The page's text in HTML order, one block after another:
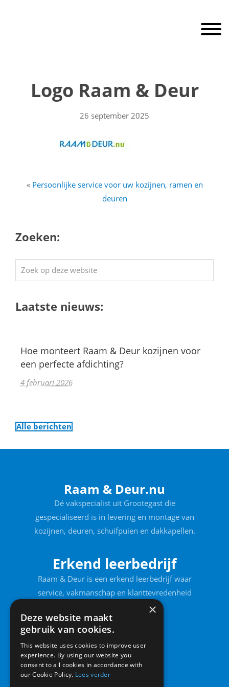
Toggle
RechtsLogo Raam & Deur
26 september 2025
« Persoonlijke service voor uw kozijnen, ramen en
deuren
Zoeken:
Zoek
op
website
Laatste nieuws:
Hoe monteert Raam & Deur kozijnen voor
een perfecte afdichting?
4 februari 2026
Alle berichten
Raam & Deur.nu
Dé vakspecialist uit Grootegast die
gespecialiseerd is in levering en montage van
kozijnen, deuren, schuifpuien en dakkapellen.
Erkend leerbedrijf
Raam & Deur is een erkend leerbedrijf waar
service, vakmanschap en klanttevredenheid
×
Deze website maakt
gebruik van cookies.
This website uses cookies to improve user
experience. By using our website you
consent to all cookies in accordance with
our Cookie Policy. Lees verder